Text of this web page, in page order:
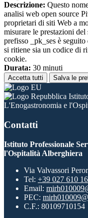
Descrizione: Questo
analisi web open source
proprietari di siti Web a
misurare le prestazioni
prefisso _pk_ses è
si ritiene sia un codice di
cookie.
Durata: 30 minuti
Accetta tutti Salva le
L'Enogastronomia e
Contatti
Istituto Professionale
l'Ospitalità Alberghiera
Via Valvassori
Tel: +39 027 610
Email:
PEC:
C.F.: 80109710154